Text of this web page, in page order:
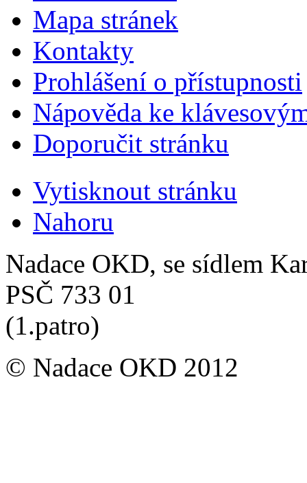
Mapa stránek
Kontakty
Prohlášení o přístupnosti
Nápověda ke
Doporučit stránku
Vytisknout stránku
Nahoru
Nadace OKD, se sídlem
PSČ 733 01
(1.patro)
© Nadace OKD 2012